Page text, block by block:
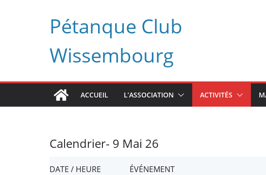
Pétanque Club
Wissembourg
ACCUEIL L’ASSOCIATION ACTIVITÉS
Calendrier- 9 Mai 26
DATE / HEURE ÉVÉNEMENT